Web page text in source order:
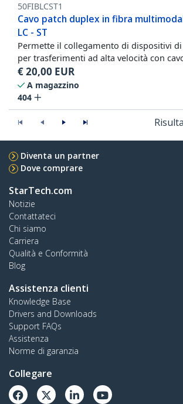
50FIBLCST1
Cavo patch duplex in fibra
LC - ST
Permette il collegamento di dispositivi
per trasferimenti ad alta velocità con
€20,00 EUR
A magazzino
404
Diventa un partner
Dove comprare
StarTech.com
Notizie
Contattateci
Chi siamo
Carriera
Qualità e Conformità
Blog
Assistenza clienti
Knowledge Base
Drivers and Downloads
Support FAQs
Assistenza
Norme di garanzia
Collegare